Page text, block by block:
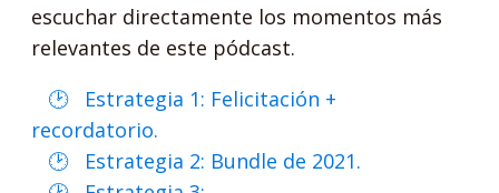
escuchar directamente los momentos más
relevantes de este pódcast.
Estrategia 1: Felicitación +
recordatorio.
Estrategia 2: Bundle de 2021.